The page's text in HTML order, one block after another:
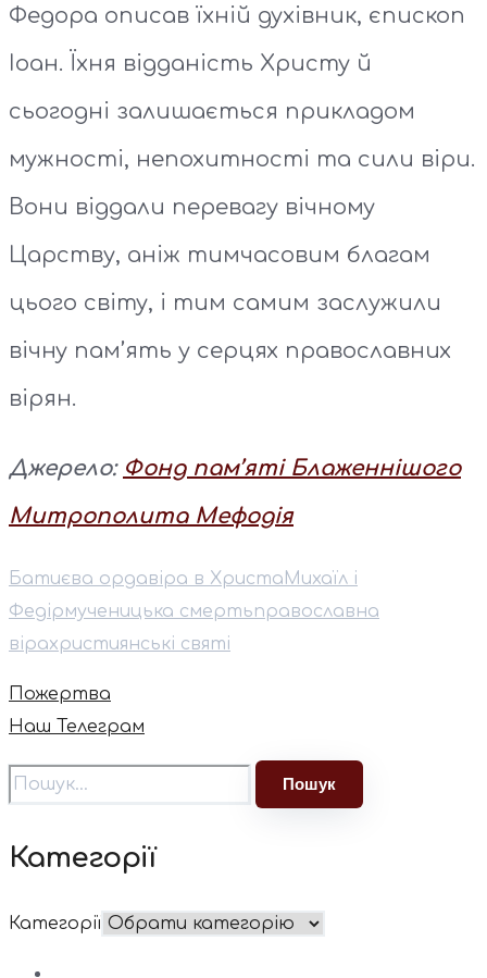
Федора описав їхній духівник, єпископ
Іоан. Їхня відданість Христу й
сьогодні залишається прикладом
мужності, непохитності та сили віри.
Вони віддали перевагу вічному
Царству, аніж тимчасовим благам
цього світу, і тим самим заслужили
вічну пам’ять у серцях православних
вірян.
Джерело: Фонд пам’яті Блаженнішого
Митрополита Мефодія
Батиєва ордавіра в Христа Михаїл і
Федірмученицька смертьправославна
вірахристиянські святі
Пожертва
Наш Телеграм
Категорії
Категорії